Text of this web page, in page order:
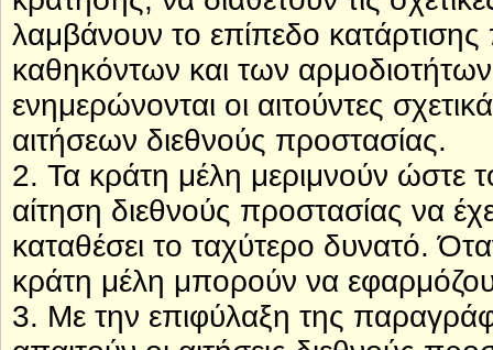
λαμβάνουν το επίπεδο κατάρτισης
καθηκόντων και των αρμοδιοτήτων
ενημερώνονται οι αιτούντες
αιτήσεων διεθνούς προστασίας.
2. Τα κράτη μέλη μεριμνούν ώστε
αίτηση διεθνούς προστασίας να
καταθέσει το ταχύτερο δυνατό.
κράτη μέλη μπορούν να
3. Με την επιφύλαξη της